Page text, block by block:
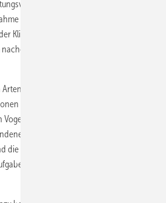
unabhängig von der Art
gesetzlich geregelt werden, die
Klimaneutralität zeitlich befristet und
Nistplätze eindeutig
Euro schweres Bund-Länder
aufgelegt werden, die
reagieren, um die
die Populationen zu stärken. Träger
Agrarstruktur und Küstenschutz